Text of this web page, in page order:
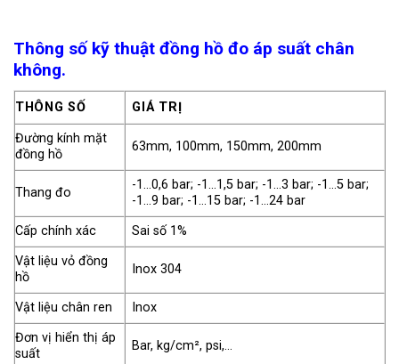
Thông số kỹ thuật đồng hồ đo áp suất chân
không.
THÔNG SỐ GIÁ TRỊ
Đường kính mặt
đồng hồ
63mm, 100mm, 150mm, 200mm
Thang đo
-1…0,6 bar; -1…1,5 bar; -1…3 bar; -1…5 bar;
-1…9 bar; -1…15 bar; -1…24 bar
Cấp chính xác
Sai số 1%
Vật liệu vỏ đồng
hồ
Inox 304
Vật liệu chân ren
Inox
Đơn vị hiển thị áp
suất
Bar, kg/cm², psi,…